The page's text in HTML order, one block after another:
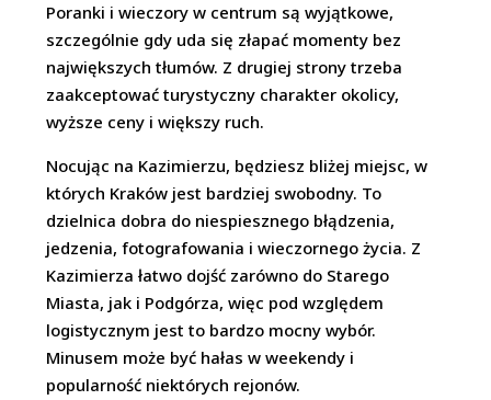
Poranki i wieczory w centrum są wyjątkowe,
szczególnie gdy uda się złapać momenty bez
największych tłumów. Z drugiej strony trzeba
zaakceptować turystyczny charakter okolicy,
wyższe ceny i większy ruch.
Nocując na Kazimierzu, będziesz bliżej miejsc, w
których Kraków jest bardziej swobodny. To
dzielnica dobra do niespiesznego błądzenia,
jedzenia, fotografowania i wieczornego życia. Z
Kazimierza łatwo dojść zarówno do Starego
Miasta, jak i Podgórza, więc pod względem
logistycznym jest to bardzo mocny wybór.
Minusem może być hałas w weekendy i
popularność niektórych rejonów.